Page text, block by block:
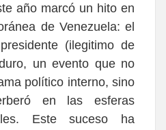
año marcó un hito en
de Venezuela: el
(ilegitimo de
un evento que no
político interno, sino
en las esferas
Este suceso ha